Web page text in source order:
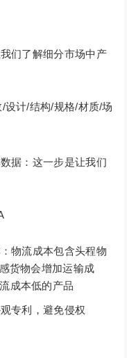
们了解细分市场中产
设计/结构/规格/材质/场
据：这一步是让我们
物流成本包含头程物
货物会增加运输成
成本低的产品
专利，避免侵权